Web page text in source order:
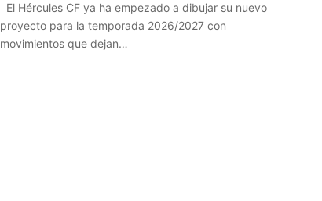
El Hércules CF ya ha empezado a dibujar su nuevo
proyecto para la temporada 2026/2027 con
movimientos que dejan…